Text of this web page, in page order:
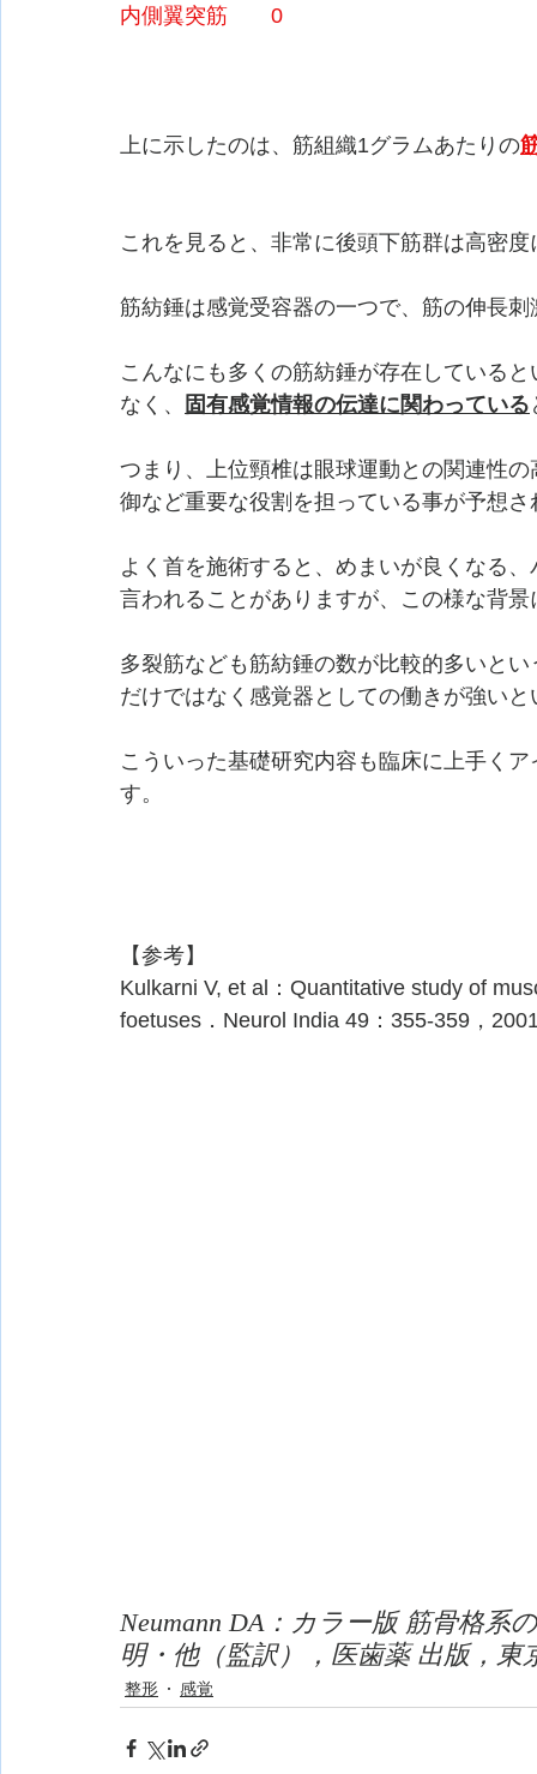
内側翼突筋　　0
上に示したのは、筋組織1グラムあたりの
これを見ると、非常に後頭下筋群は高密
筋紡錘は感覚受容器の一つで、筋の伸長
こんなにも多くの筋紡錘が存在している
なく、
固有感覚情報の伝達に関わっている
つまり、上位頸椎は眼球運動との関連性
御など重要な役割を担っている事が予想さ
よく首を施術すると、めまいが良くなる
言われることがありますが、この様な背
多裂筋なども筋紡錘の数が比較的多いと
だけではなく感覚器としての働きが強い
こういった基礎研究内容も臨床に上手く
す。
【参考】
Kulkarni V, et al：Quantitative study of
foetuses．Neurol India 49：355-359，
Neumann DA：カラー版 筋骨格系
明・他（監訳），医歯薬 出版，東
整形 感覚